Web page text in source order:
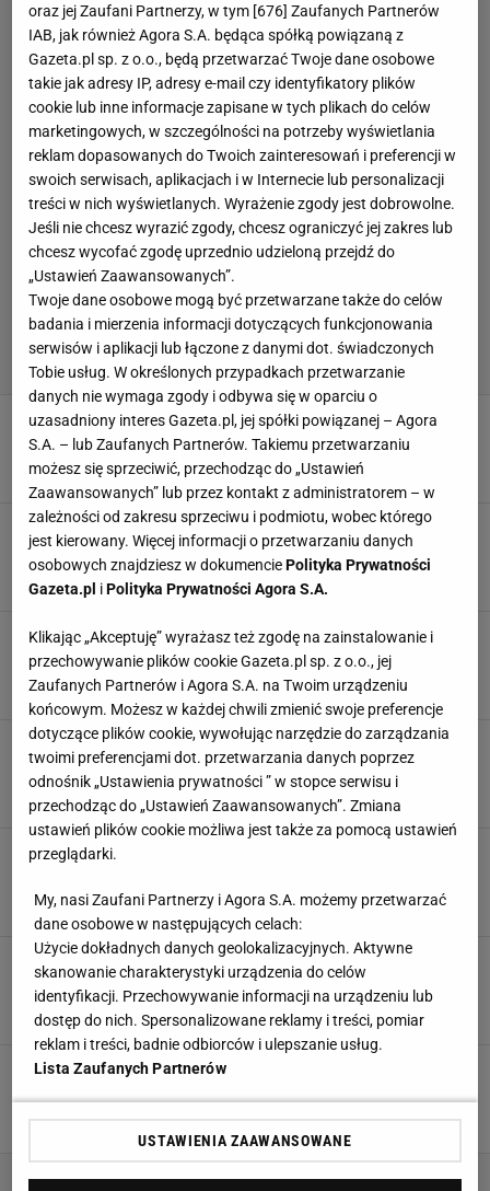
Krzysztof Piątek bohaterem! Doskonałe
wiadomości dla Probierza
Agnieszka Piskorz,5 PAŹDZIERNIKA 2024, 22:32
Mourinho kompletnie upokorzony.
Niewiarygodne, co zrobili po meczu
Agnieszka Piskorz, 22 WRZEŚNIA 2024, 15:31
Turcy oszaleli na punkcie Piątka po jego
wyczynie. "Architekt"
Michał Chmielewski,2 WRZEŚNIA 2024, 08:16
Piątek strzela jak nakręcony. W lidze też już
trafił
Agnieszka Piskorz, 18 SIERPNIA 2024, 21:40
Bartosz Naus,28 LIPCA 2024, 07:30
Media: Jest sensacyjna oferta za
Szymańskiego z giganta! Będzie rekord
Agnieszka Piskorz, 9 LIPCA 2024, 08:58
Absolutny skandal. Po ostatnim meczu kibice
Bartosz Królikowski,27 MAJA 2024, 17:07
oraz jej Zaufani Partnerzy, w tym [676] Zaufanych Partnerów
IAB, jak również Agora S.A. będąca spółką powiązaną z
Gazeta.pl sp. z o.o., będą przetwarzać Twoje dane osobowe
takie jak adresy IP, adresy e-mail czy identyfikatory plików
cookie lub inne informacje zapisane w tych plikach do celów
marketingowych, w szczególności na potrzeby wyświetlania
reklam dopasowanych do Twoich zainteresowań i preferencji w
swoich serwisach, aplikacjach i w Internecie lub personalizacji
treści w nich wyświetlanych. Wyrażenie zgody jest dobrowolne.
Jeśli nie chcesz wyrazić zgody, chcesz ograniczyć jej zakres lub
chcesz wycofać zgodę uprzednio udzieloną przejdź do
„Ustawień Zaawansowanych”.
Twoje dane osobowe mogą być przetwarzane także do celów
badania i mierzenia informacji dotyczących funkcjonowania
serwisów i aplikacji lub łączone z danymi dot. świadczonych
Tobie usług. W określonych przypadkach przetwarzanie
danych nie wymaga zgody i odbywa się w oparciu o
uzasadniony interes Gazeta.pl, jej spółki powiązanej – Agora
S.A. – lub Zaufanych Partnerów. Takiemu przetwarzaniu
możesz się sprzeciwić, przechodząc do „Ustawień
Zaawansowanych” lub przez kontakt z administratorem – w
zależności od zakresu sprzeciwu i podmiotu, wobec którego
jest kierowany. Więcej informacji o przetwarzaniu danych
osobowych znajdziesz w dokumenciePolityka Prywatności
Gazeta.pl iPolityka Prywatności Agora S.A.
Klikając „Akceptuję” wyrażasz też zgodę na zainstalowanie i
przechowywanie plików cookie Gazeta.pl sp. z o.o., jej
Zaufanych Partnerów i Agora S.A. na Twoim urządzeniu
końcowym. Możesz w każdej chwili zmienić swoje preferencje
dotyczące plików cookie, wywołując narzędzie do zarządzania
twoimi preferencjami dot. przetwarzania danych poprzez
odnośnik „Ustawienia prywatności ” w stopce serwisu i
przechodząc do „Ustawień Zaawansowanych”. Zmiana
ustawień plików cookie możliwa jest także za pomocą ustawień
przeglądarki.
My, nasi Zaufani Partnerzy i Agora S.A. możemy przetwarzać
dane osobowe w następujących celach:
Użycie dokładnych danych geolokalizacyjnych. Aktywne
skanowanie charakterystyki urządzenia do celów
identyfikacji. Przechowywanie informacji na urządzeniu lub
dostęp do nich. Spersonalizowane reklamy i treści, pomiar
reklam i treści, badnie odbiorców i ulepszanie usług.
Lista Zaufanych Partnerów
USTAWIENIA ZAAWANSOWANE